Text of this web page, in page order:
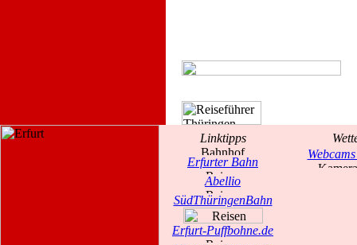
Linktipps
Erfurter Bahn
Abellio
SüdThüringenBahn
Erfurt-Puffbohne.de